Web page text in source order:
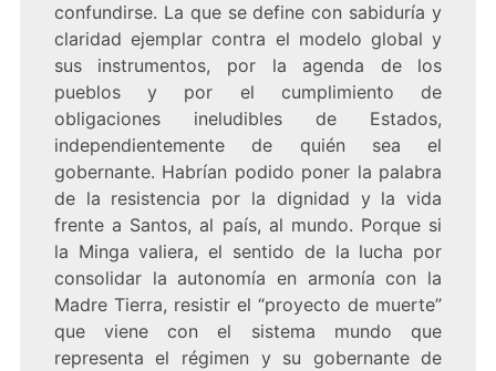
confundirse. La que se define con sabiduría y
claridad ejemplar contra el modelo global y
sus instrumentos, por la agenda de los
pueblos y por el cumplimiento de
obligaciones ineludibles de Estados,
independientemente de quién sea el
gobernante. Habrían podido poner la palabra
de la resistencia por la dignidad y la vida
frente a Santos, al país, al mundo. Porque si
la Minga valiera, el sentido de la lucha por
consolidar la autonomía en armonía con la
Madre Tierra, resistir el “proyecto de muerte”
que viene con el sistema mundo que
representa el régimen y su gobernante de